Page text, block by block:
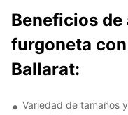
Beneficios
furgoneta
Ballarat:
Variedad de tamaños